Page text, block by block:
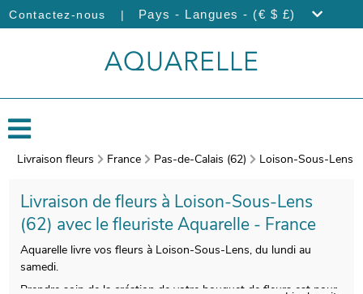
Contactez-nous | Pays - Langues - (€ $ £)
Livraison fleurs France Pas-de-Calais (62) Loison-Sous-Lens
Livraison de fleurs à Loison-Sous-Lens
(62) avec le fleuriste Aquarelle - France
Aquarelle livre vos fleurs à Loison-Sous-Lens, du lundi au
samedi.
Prendre soin de la création de votre bouquet de fleurs est pour